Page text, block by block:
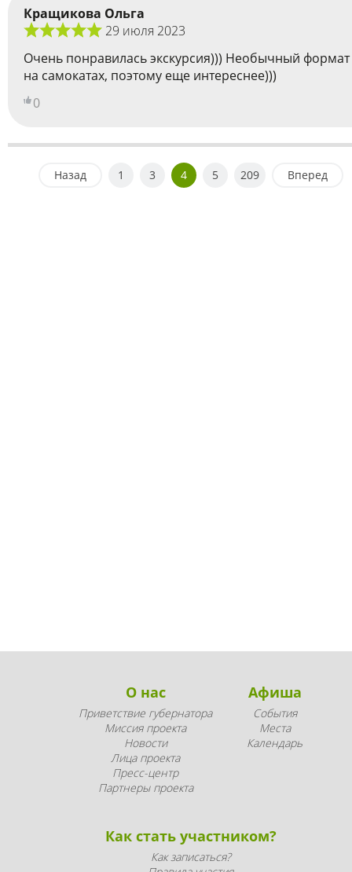
Кращикова Ольга
29 июля 2023
Очень понравилась экскурсия))) Необычный формат
на самокатах, поэтому еще интереснее)))
0
Назад 1 3 4 5 209 Вперед
О нас
Приветствие губернатора
Миссия проекта
Новости
Лица проекта
Пресс-центр
Партнеры проекта
Афиша
События
Места
Календарь
Как стать участником?
Как записаться?